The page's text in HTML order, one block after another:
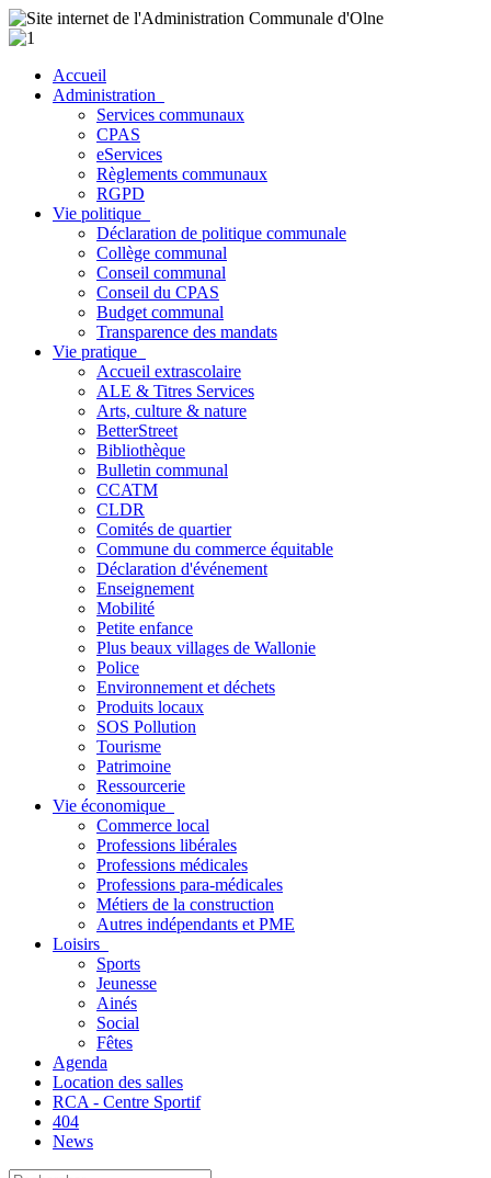
Accueil
Administration
Services communaux
CPAS
eServices
Règlements communaux
RGPD
Vie politique
Déclaration de politique communale
Collège communal
Conseil communal
Conseil du CPAS
Budget communal
Transparence des mandats
Vie pratique
Accueil extrascolaire
ALE & Titres Services
Arts, culture & nature
BetterStreet
Bibliothèque
Bulletin communal
CCATM
CLDR
Comités de quartier
Commune du commerce équitable
Déclaration d'événement
Enseignement
Mobilité
Petite enfance
Plus beaux villages de Wallonie
Police
Environnement et déchets
Produits locaux
SOS Pollution
Tourisme
Patrimoine
Ressourcerie
Vie économique
Commerce local
Professions libérales
Professions médicales
Professions para-médicales
Métiers de la construction
Autres indépendants et PME
Loisirs
Sports
Jeunesse
Ainés
Social
Fêtes
Agenda
Location des salles
RCA - Centre Sportif
404
News